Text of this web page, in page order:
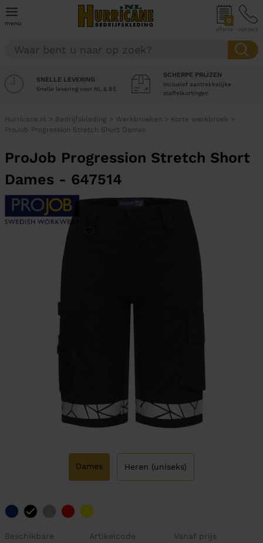
menu 0
offerte contact
SNELLE LEVERING
Snelle levering voor NL & BE
SCHERPE PRIJZEN
Inclusief aantrekkelijke
staffelkortingen
Hurricane.nl > Bedrijfskleding > Werkbroeken > Korte werkbroek >
ProJob Progression Stretch Short Dames
ProJob Progression Stretch Short
Dames - 647514
Dames Heren (uniseks)
Beschikbare
Artikelcode Vanaf prijs